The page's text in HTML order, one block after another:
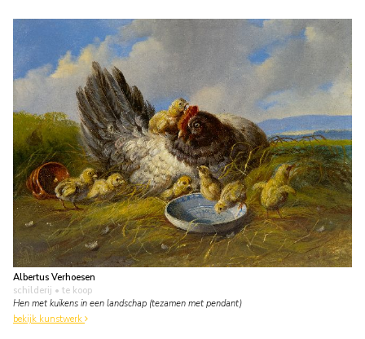
Albertus Verhoesen
schilderij • te koop
Hen met kuikens in een landschap (tezamen met pendant)
bekijk kunstwerk